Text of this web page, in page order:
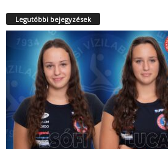
Legutóbbi bejegyzések